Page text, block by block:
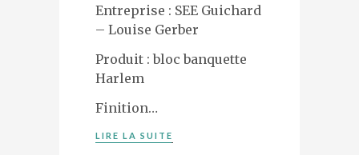
Entreprise : SEE Guichard
– Louise Gerber
Produit : bloc banquette
Harlem
Finition…
LIRE LA SUITE